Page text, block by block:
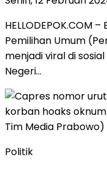
HELLODEPOK.COM
Pemilihan Umum
menjadi viral di
Negeri…
Politik